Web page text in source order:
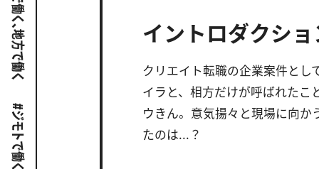
イントロダクシ
クリエイト転職の企業案件とし
イラと、相方だけが呼ばれたこ
ウきん。意気揚々と現場に向か
たのは...？